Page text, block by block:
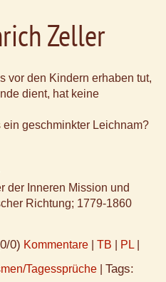
Zeller
vor den Kindern erhaben tut,
dient, hat keine
geschminkter Leichnam?
der Inneren Mission und
Richtung; 1779-1860
0) Kommentare TB PL
Tagessprüche Tags: